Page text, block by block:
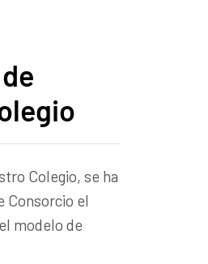
Colegio, se ha
Consorcio el
modelo de